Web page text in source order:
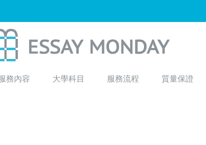
務內容 大學科目 服務流程 質量保證